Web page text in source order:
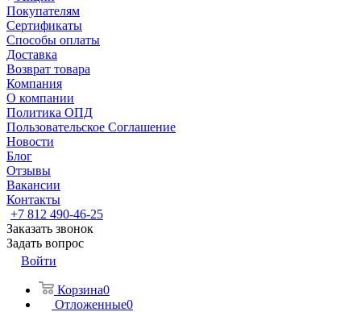
Покупателям
Сертификаты
Способы оплаты
Доставка
Возврат товара
Компания
О компании
Политика ОПД
Пользовательское Соглашение
Новости
Блог
Отзывы
Вакансии
Контакты
+7 812 490-46-25
Заказать звонок
Задать вопрос
Войти
Корзина0
Отложенные0